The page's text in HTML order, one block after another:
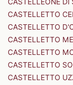
CASTELLETTO
CASTELLETTO
CASTELLETTO
CASTELLETTO
CASTELLETTO
CASTELLETTO